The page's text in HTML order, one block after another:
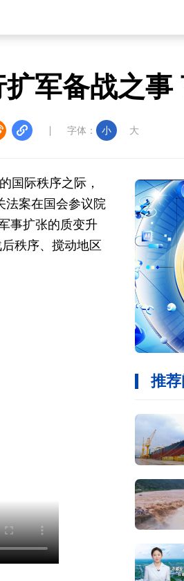
军备战之事
字体： 小 大
国际秩序之际，
法案在国会参议院
事扩张的质变升
秩序、搅动地区